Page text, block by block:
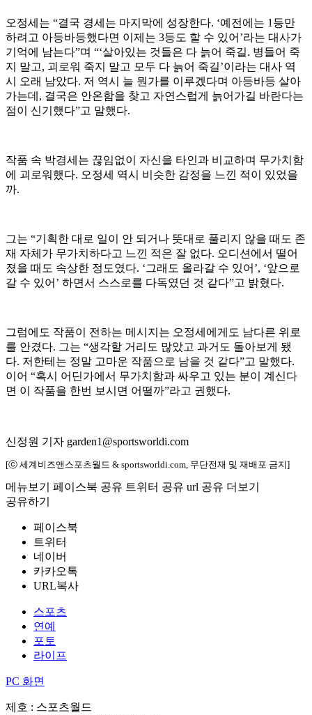
오정세는 “결국 경세는 마지막에 성장한다. ‘예전에는 1등만
하려고 아등바등했다면 이제는 3등도 할 수 있어’라는 대사가
기억에 남는다”며 “‘살아있는 것들은 다 늙어 죽길. 병들어 죽
지 말고, 괴로워 죽지 말고 모두 다 늙어 죽길’이라는 대사 역
시 오래 남았다. 저 역시 늘 뭔가를 이루겠다며 아등바등 살아
가는데, 결국은 안온함을 찾고 자연스럽게 늙어가길 바란다는
점이 신기했다”고 말했다.
작품 속 박경세는 끊임없이 자신을 타인과 비교하며 무가치함
에 괴로워했다. 오정세 역시 비슷한 감정을 느낀 적이 있었을
까.
그는 “기획한 대로 일이 안 되거나 뜻대로 풀리지 않을 때도 존
재 자체가 무가치하다고 느낀 적은 잘 없다. 오디션에서 떨어
졌을 때도 속상한 정도였다. ‘그래도 올라갈 수 있어’, ‘앞으로
갈 수 있어’ 하면서 스스로를 다독였던 것 같다”고 밝혔다.
그럼에도 작품이 전하는 메시지는 오정세에게도 남다른 위로
를 안겼다. 그는 “생각할 거리도 많았고 과거도 돌아보게 됐
다. 저한테는 정말 고마운 작품으로 남을 것 같다”고 말했다.
이어 “혹시 어딘가에서 무가치함과 싸우고 있는 분이 계신다
면 이 작품을 한번 보시면 어떨까”라고 권했다.
신정원 기자 garden1@sportsworldi.com
[ⓒ 세계비즈앤스포츠월드 & sportsworldi.com, 무단전재 및 재배포 금지]
메뉴보기 페이스북 공유 트위터 공유 url 공유 더보기
공유하기
페이스북
트위터
네이버
카카오톡
URL복사
스포츠
연예
포토
라이프
PC 화면
제호 : 스포츠월드